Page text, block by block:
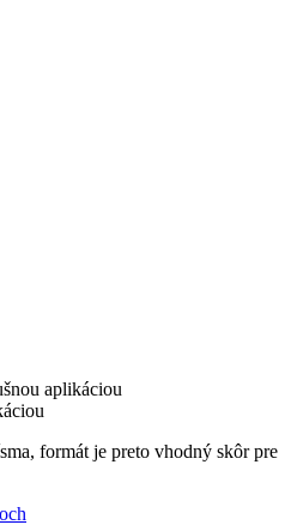
aplikáciou
formát je preto vhodný skôr pre